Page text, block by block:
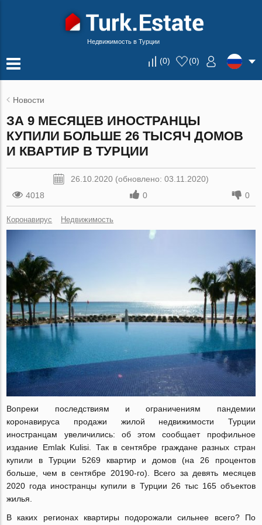
Недвижимость в Турции
(0) (0)
Новости
ЗА 9 МЕСЯЦЕВ ИНОСТРАНЦЫ
КУПИЛИ БОЛЬШЕ 26 ТЫСЯЧ ДОМОВ
И КВАРТИР В ТУРЦИИ
26.10.2020 (обновлено: 03.11.2020)
4018
0 0
Коронавирус Недвижимость
Вопреки последствиям и ограничениям пандемии
коронавируса продажи жилой недвижимости Турции
иностранцам увеличились: об этом сообщает профильное
издание Emlak Kulisi. Так в сентябре граждане разных стран
купили в Турции 5269 квартир и домов (на 26 процентов
больше, чем в сентябре 20190-го). Всего за девять месяцев
2020 года иностранцы купили в Турции 26 тыс 165 объектов
жилья.
В каких регионах квартиры подорожали сильнее всего?По